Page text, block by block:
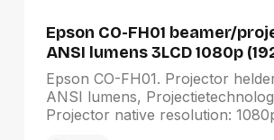
Epson CO-FH01 beamer/
ANSI lumens 3LCD 1080p
Wit
Epson CO-FH01. Projector
ANSI lumens,
Projector native resolution: